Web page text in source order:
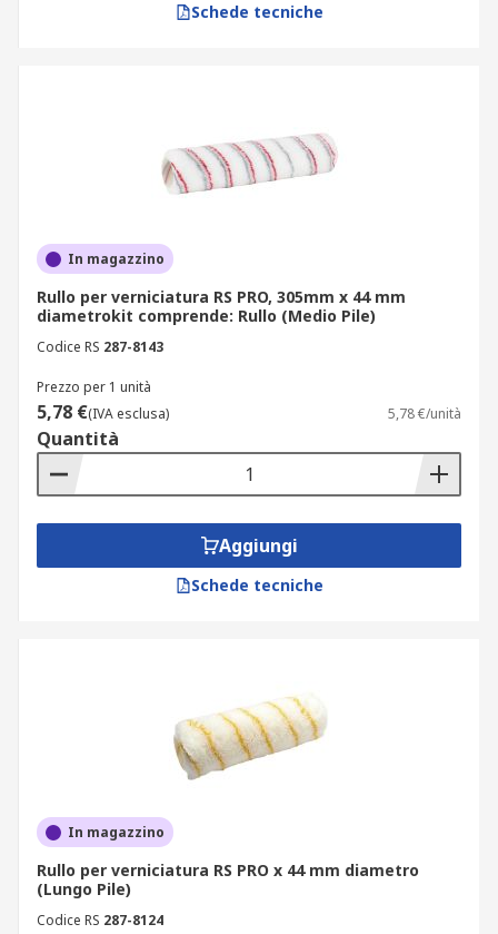
Schede tecniche
In magazzino
Rullo per verniciatura RS PRO, 305mm x 44 mm
diametrokit comprende: Rullo (Medio Pile)
Codice RS 287-8143
Prezzo per 1 unità
5,78 €(IVA esclusa) 5,78 €/unità
Quantità
Aggiungi
Schede tecniche
In magazzino
Rullo per verniciatura RS PRO x 44 mm diametro
(Lungo Pile)
Codice RS 287-8124